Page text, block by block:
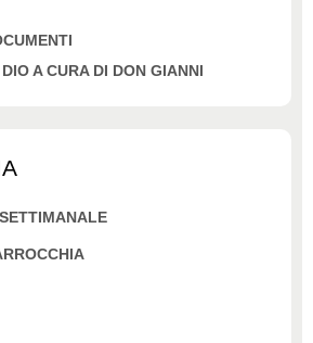
A CURA DI DON GIANNI